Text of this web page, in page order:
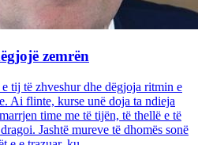
zemrën
tij të zhveshur dhe dëgjoja ritmin e
Ai flinte, kurse unë doja ta ndieja
time me të tijën, të thellë e të
Jashtë mureve të dhomës sonë